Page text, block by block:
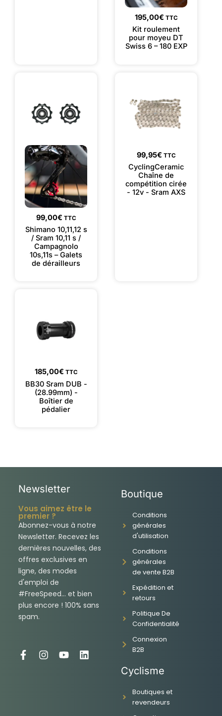
195,00€ TTC
Kit roulement
pour moyeu DT
Swiss 6 – 180 EXP
99,00€ TTC
Shimano 10,11,12 s
/ Sram 10,11 s /
Campagnolo
10s,11s – Galets
de dérailleurs
99,95€ TTC
CyclingCeramic
Chaîne de
compétition cirée
- 12v - Sram AXS
185,00€ TTC
BB30 Sram DUB -
(28.99mm) -
Boîtier de
pédalier
Newsletter
Vous aimez être le
premier ?
Abonnez-vous à notre
Newsletter. Recevez les
dernières nouvelles, des
offres exclusives en
ligne, des modes
d'emploi de
#FreeSpeed... et bien
plus encore ! 100% sans
spam.
F
I
Y
L
Boutique
Conditions
générales
d'utilisation
Conditions
générales
de vente B2B
Expédition et
retours
Politique De
Confidentialité
Connexion
B2B
Cyclisme
Boutiques et
revendeurs